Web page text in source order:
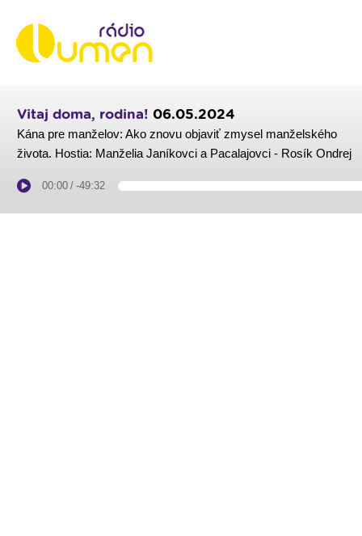
Vitaj doma, rodina! 06.05.2024
Kána pre manželov: Ako znovu objaviť zmysel manželského
života. Hostia: Manželia Janíkovci a Pacalajovci - Rosík Ondrej
00:00 / -49:32